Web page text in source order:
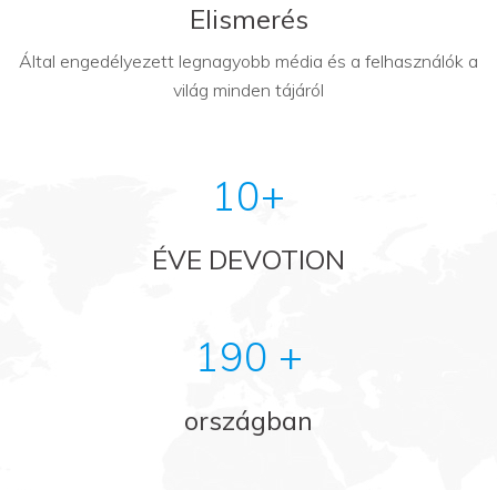
Elismerés
Által engedélyezett legnagyobb média és a felhasználók a
világ minden tájáról
10+
ÉVE DEVOTION
190 +
országban